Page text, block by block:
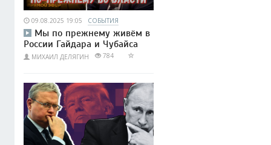
09.08.2025 19:05 СОБЫТИЯ
Мы по прежнему живём в
России Гайдара и Чубайса
МИХАИЛ ДЕЛЯГИН 784